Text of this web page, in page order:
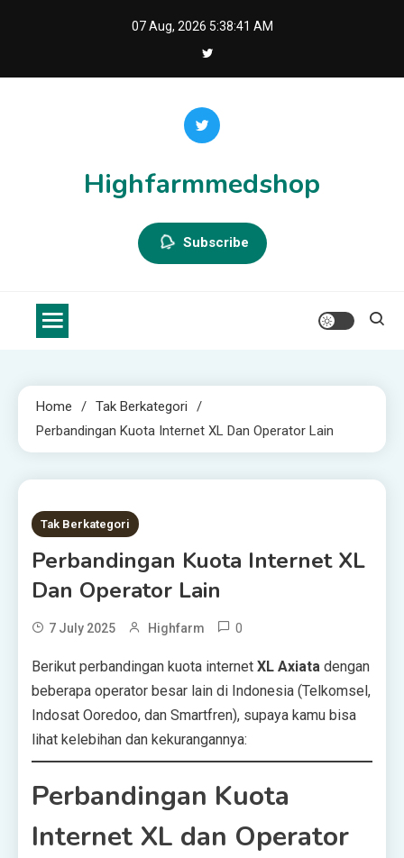
07 Aug, 2026 5:38:41 AM
Highfarmmedshop
Subscribe
Home
Tak Berkategori
Perbandingan Kuota Internet XL Dan Operator Lain
1 MIN READ
Tak Berkategori
Perbandingan Kuota Internet XL
Dan Operator Lain
7 July 2025 Highfarm 0
Berikut perbandingan kuota internet XL Axiata dengan
beberapa operator besar lain di Indonesia (Telkomsel,
Indosat Ooredoo, dan Smartfren), supaya kamu bisa
lihat kelebihan dan kekurangannya:
Perbandingan Kuota
Internet XL dan Operator